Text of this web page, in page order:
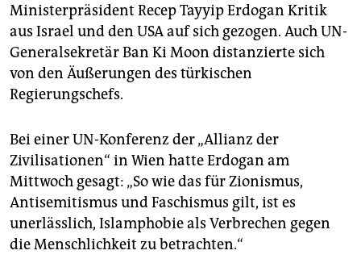
unterstützen
abo
genossenschaft
epaper login
Ministerpräsident Recep Tayyip Erdogan Kritik
aus Israel und den USA auf sich gezogen. Auch UN-
Generalsekretär Ban Ki Moon distanzierte sich
von den Äußerungen des türkischen
Regierungschefs.
Bei einer UN-Konferenz der „Allianz der
Zivilisationen“ in Wien hatte Erdogan am
Mittwoch gesagt: „So wie das für Zionismus,
Antisemitismus und Faschismus gilt, ist es
unerlässlich, Islamphobie als Verbrechen gegen
die Menschlichkeit zu betrachten.“